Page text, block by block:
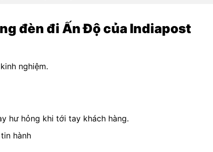
đèn đi Ấn Độ của Indiapost
nghiệm.
hư hỏng khi tới tay khách hàng.
hành